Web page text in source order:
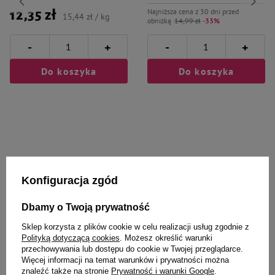
12,35 zł 15,44 zł / kg
- +
Do koszyka
Najniższa cena z 30 dni przed
obniżką 14,99 zł -33%
- +
Do koszyka
Ciebie i Twojego czworonoga
ZOLUX zabawka dla kota wędka
KALI królik szary
Catch & Scratch Eco line zabawka
dla kota jeż z matabi
Konfiguracja zgód
Dbamy o Twoją prywatność
Sklep korzysta z plików cookie w celu realizacji usług zgodnie z
Polityką dotyczącą cookies . Możesz określić warunki
przechowywania lub dostępu do cookie w Twojej przeglądarce.
Więcej informacji na temat warunków i prywatności można
znaleźć także na stronie Prywatność i warunki Google